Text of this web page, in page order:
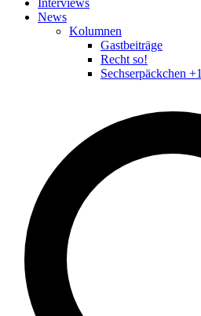
Interviews
News
Kolumnen
Gastbeiträge
Recht so!
Sechserpäckchen +1